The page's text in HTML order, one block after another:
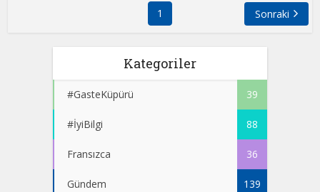
1 Sonraki
Kategoriler
#GasteKüpürü 39
#İyiBilgi 88
Fransızca 36
Gündem 139